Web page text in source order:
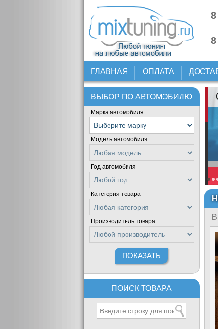
ГЛАВНАЯ ОПЛАТА
ВЫБОР ПО АВТОМОБИЛЮ
Марка автомобиля
Модель автомобиля
Год автомобиля
Категория товара
Производитель товара
ПОИСК ТОВАРА